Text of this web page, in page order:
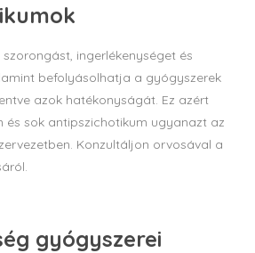
ingerlékenységet és
befolyásolhatja a gyógyszerek
azok hatékonyságát. Ez azért
és sok antipszichotikum ugyanazt az
Konzultáljon orvosával a
gyógyszerei